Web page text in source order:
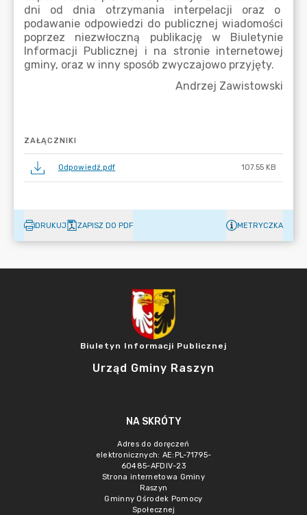
ZAŁĄCZNIKI
Odpowiedź.pdf 107.55 KB
DRUKUJ ZAPISZ DO PDF METRYCZKA
Biuletyn Informacji Publicznej
Urząd Gminy Raszyn
NA SKRÓTY
Adres do doręczeń
elektronicznych: AE:PL-71795-
60485-AFDIV-23
Strona internetowa Gminy
Raszyn
Gminny Ośrodek Pomocy
Społecznej